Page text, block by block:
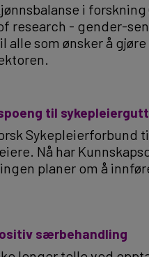
i
research - gender-
alle som ønsker å
til
Sykepleierforbund
Nå har
planer om å
særbehandling